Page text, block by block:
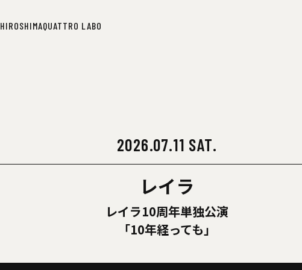
HIROSHIMAQUATTRO LABO
2026.07.11 SAT.
レイラ
レイラ10周年単独公演
「10年経っても」